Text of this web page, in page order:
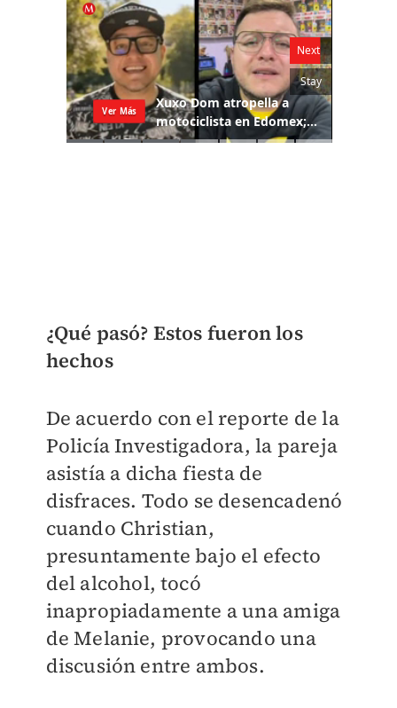
¿Qué pasó? Estos fueron los
hechos
De acuerdo con el reporte de la
Policía Investigadora, la pareja
asistía a dicha fiesta de
disfraces. Todo se desencadenó
cuando Christian,
presuntamente bajo el efecto
del alcohol, tocó
inapropiadamente a una amiga
de Melanie, provocando una
discusión entre ambos.